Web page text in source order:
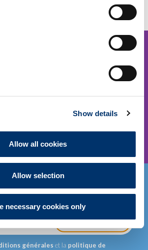
Show details
Allow all cookies
Allow selection
necessary cookies only
MIEUX
des dernières
Fidia.
générales et la politique de
ENVOYEZ